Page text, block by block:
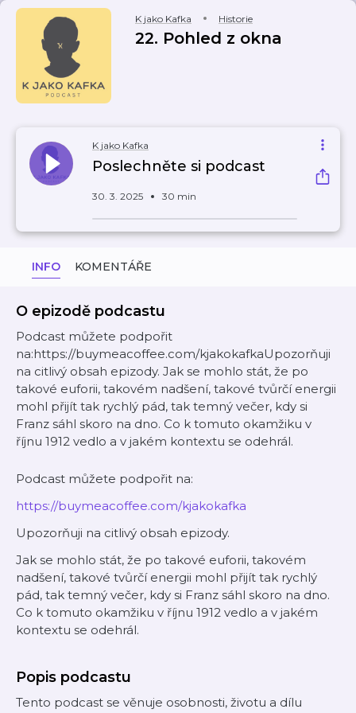
K jako Kafka Historie
22. Pohled z okna
K jako Kafka
Poslechněte si podcast
30. 3. 2025 30 min
INFO KOMENTÁŘE
O epizodě podcastu
Podcast můžete podpořit
na:⁠⁠https://buymeacoffee.com/kjakokafkaUpozorňuji
na citlivý obsah epizody. Jak se mohlo stát, že po
takové euforii, takovém nadšení, takové tvůrčí energii
mohl přijít tak rychlý pád, tak temný večer, kdy si
Franz sáhl skoro na dno. Co k tomuto okamžiku v
říjnu 1912 vedlo a v jakém kontextu se odehrál.
Podcast můžete podpořit na:
⁠⁠https://buymeacoffee.com/kjakokafka
Upozorňuji na citlivý obsah epizody.
Jak se mohlo stát, že po takové euforii, takovém
nadšení, takové tvůrčí energii mohl přijít tak rychlý
pád, tak temný večer, kdy si Franz sáhl skoro na dno.
Co k tomuto okamžiku v říjnu 1912 vedlo a v jakém
kontextu se odehrál.
Popis podcastu
Tento podcast se věnuje osobnosti, životu a dílu